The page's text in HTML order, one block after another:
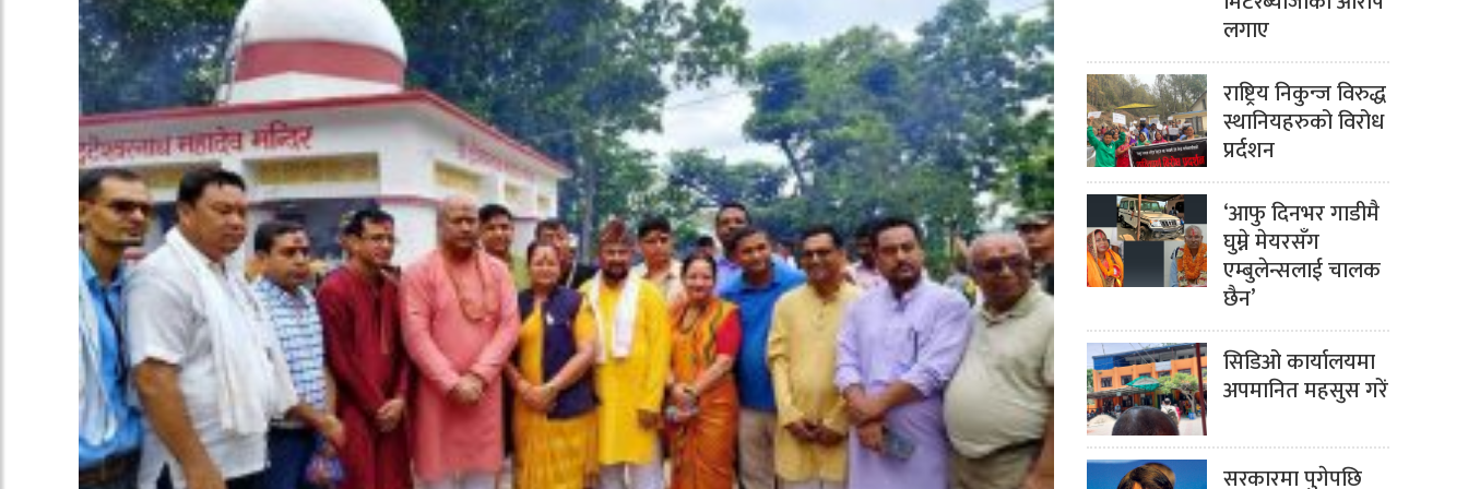
लगाए
राष्ट्रिय निकुन्ज विरुद्ध
स्थानियहरुको विरोध
प्रर्दशन
‘आफु दिनभर गाडीमै
घुम्ने मेयरसँग
एम्बुलेन्सलाई चालक
छैन’
सिडिओ कार्यालयमा
अपमानित महसुस गरें
सरकारमा पुगेपछि